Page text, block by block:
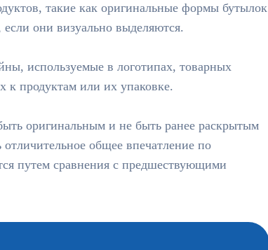
такие как оригинальные формы бутылок
они визуально выделяются.
используемые в логотипах, товарных
к продуктам или их упаковке.
оригинальным и не быть ранее раскрытым
общее впечатление по
путем сравнения с предшествующими